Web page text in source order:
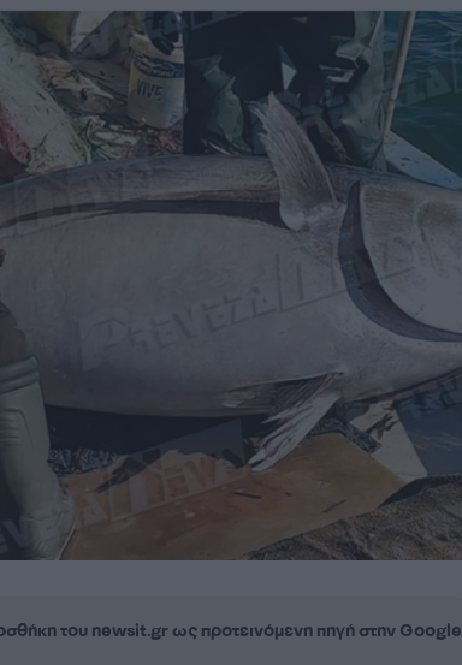
του newsit.gr ως προτεινόμενη πηγή στην Google